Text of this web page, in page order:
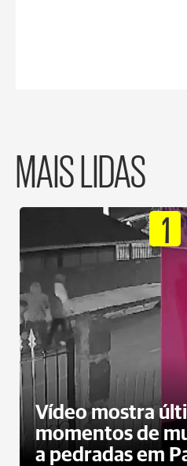
MAIS LIDAS
1
Vídeo mostra
momentos de
a pedradas em